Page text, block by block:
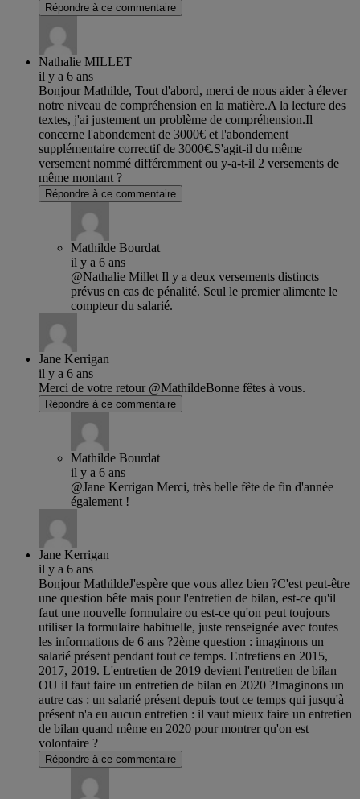
Répondre à ce commentaire
Nathalie MILLET
il y a 6 ans
Bonjour Mathilde, Tout d'abord, merci de nous aider à élever
notre niveau de compréhension en la matière.A la lecture des
textes, j'ai justement un problème de compréhension.Il
concerne l'abondement de 3000€ et l'abondement
supplémentaire correctif de 3000€.S'agit-il du même
versement nommé différemment ou y-a-t-il 2 versements de
même montant ?
Répondre à ce commentaire
Mathilde Bourdat
il y a 6 ans
@Nathalie Millet Il y a deux versements distincts
prévus en cas de pénalité. Seul le premier alimente le
compteur du salarié.
Jane Kerrigan
il y a 6 ans
Merci de votre retour @MathildeBonne fêtes à vous.
Répondre à ce commentaire
Mathilde Bourdat
il y a 6 ans
@Jane Kerrigan Merci, très belle fête de fin d'année
également !
Jane Kerrigan
il y a 6 ans
Bonjour MathildeJ'espère que vous allez bien ?C'est peut-être
une question bête mais pour l'entretien de bilan, est-ce qu'il
faut une nouvelle formulaire ou est-ce qu'on peut toujours
utiliser la formulaire habituelle, juste renseignée avec toutes
les informations de 6 ans ?2ème question : imaginons un
salarié présent pendant tout ce temps. Entretiens en 2015,
2017, 2019. L'entretien de 2019 devient l'entretien de bilan
OU il faut faire un entretien de bilan en 2020 ?Imaginons un
autre cas : un salarié présent depuis tout ce temps qui jusqu'à
présent n'a eu aucun entretien : il vaut mieux faire un entretien
de bilan quand même en 2020 pour montrer qu'on est
volontaire ?
Répondre à ce commentaire